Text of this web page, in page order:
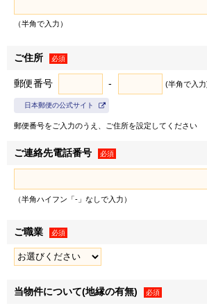
連結子会社とし、以下同じとします）は、
１．弊社の事業に関する商品・サービスの
＜例として、以下の利用目的が含まれま
• 郵便物・電子メール・電話等による営
• 不動産に関するお客様との契約や取引
• 不動産引渡し後のレジデンシャル・カ
の提供
メール・電話等による連絡、問い合わせ対
食･住･遊･働に関わる商品・サービスの紹介
情報・特典の提供のため
• 各種セミナー・キャンペーン・イベン
（半角で入力）
ご住所 必須
郵便番号 - (半角で入力
日本郵便の公式サイト
郵便番号をご入力のうえ、ご住所を設定してください
ご連絡先電話番号 必須
（半角ハイフン「-」なしで入力）
ご職業 必須
当物件について(地縁の有無) 必須